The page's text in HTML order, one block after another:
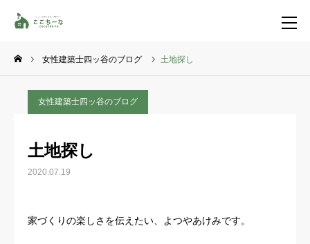
女性建築士四ッ谷のブログ 土地探し
女性建築士四ッ谷のブログ
土地探し
2020.07.19
家づくりの楽しさを伝えたい、よつやあけみです。
お問い合わせ
LINE登録